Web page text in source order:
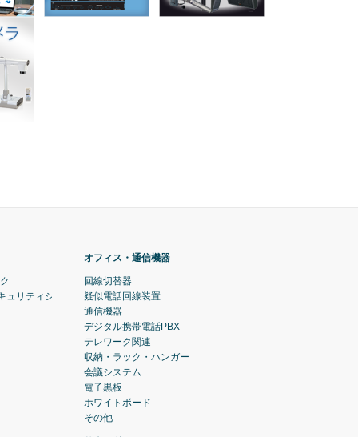
ュリティシステム)
オフィス・通信機器
回線切替器
疑似電話回線装置
通信機器
デジタル携帯電話PBX
テレワーク関連
収納・ラック・ハンガー
会議システム
電子黒板
ホワイトボード
その他